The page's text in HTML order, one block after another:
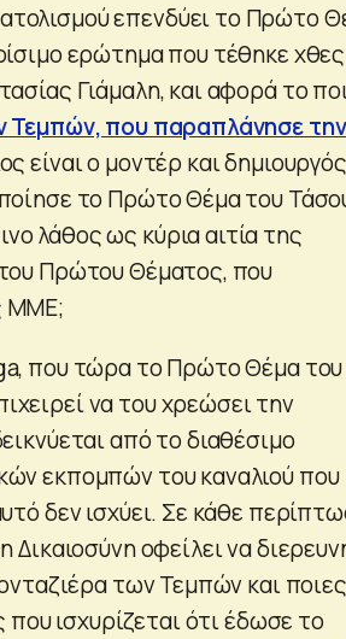
επενδύει το Πρώτο
ερώτημα που τέθηκε χθες
Γιάμαλη, και αφορά το
Τεμπών, που παραπλάνησε την
είναι ο μοντέρ και δημιουργός
το Πρώτο Θέμα του
λάθος ως κύρια αιτία της
Πρώτου Θέματος, που
ΜΜΕ;
που τώρα το Πρώτο Θέμα του
να του χρεώσει την
από το διαθέσιμο
εκπομπών του καναλιού που
δεν ισχύει. Σε κάθε
οφείλει να
των Τεμπών και ποιες
που ισχυρίζεται ότι έδωσε το